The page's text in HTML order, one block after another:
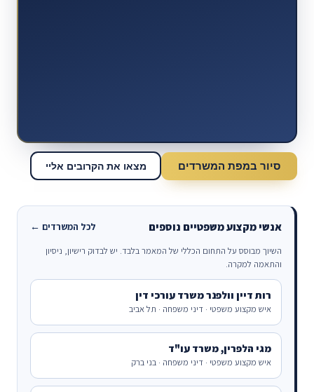
סיור במפת המשרדים מצאו את הקרובים אליי
אנשי מקצוע משפטיים נוספים לכל המשרדים ←
השיוך מבוסס על התחום הכללי של המאמר בלבד. יש לבדוק רישיון, ניסיון
והתאמה למקרה.
רות דיין וולפנר משרד עורכי דין
איש מקצוע משפטי · דיני משפחה · תל אביב
מגי הלפרין, משרד עו"ד
איש מקצוע משפטי · דיני משפחה · בני ברק